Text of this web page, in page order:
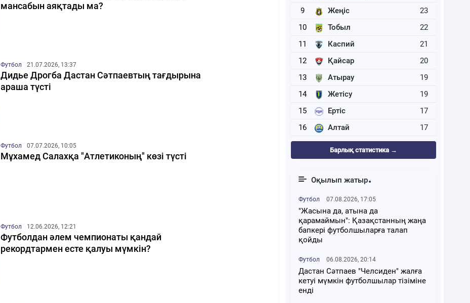
мансабын аяқтады ма?
Футбол 21.07.2026, 13:37
Дидье Дрогба Дастан Сәтпаевтың тағдырына
араша түсті
Футбол 07.07.2026, 10:05
Мұхамед Салахқа "Атлетиконың" көзі түсті
Футбол 12.06.2026, 12:21
Футболдан әлем чемпионаты қандай
рекордтармен есте қалуы мүмкін?
9
Жеңіс
23
10
Тобыл
22
11
Каспий
21
12
Қайсар
20
13
Атырау
19
14
Жетісу
19
15
Ертіс
17
16
Алтай 17
Барлық статистика →
Оқылып жатыр
Футбол 07.08.2026, 17:05
"Жасына да, атына да
қарамаймын": Қазақстанның жаңа
бапкері футболшыларға талап
қойды
Футбол 06.08.2026, 20:14
Дастан Сәтпаев "Челсиден" жалға
кетуі мүмкін футболшылар тізіміне
енді